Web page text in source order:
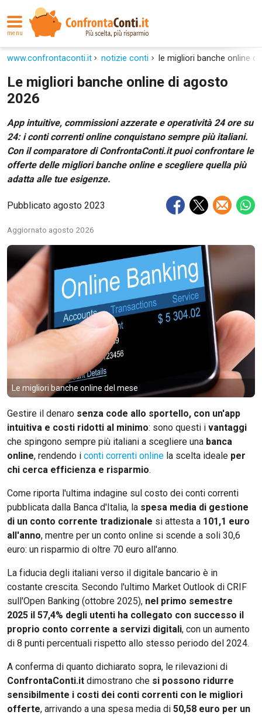
menu
www.confrontaconti.it notizie conti le migliori banche online
Le migliori banche online di agosto
2026
App intuitive, commissioni azzerate e operatività 24 ore su
24: i conti correnti online conquistano sempre più italiani.
Con il comparatore di ConfrontaConti.it puoi confrontare le
offerte delle migliori banche online e scegliere quella più
adatta alle tue esigenze.
Pubblicato agosto 2023
Aggiornato agosto 2026
Le migliori banche online del mese
Gestire il denaro senza code allo sportello, con un'app
intuitiva e costi ridotti al minimo: sono questi i vantaggi
che spingono sempre più italiani a scegliere una banca
online, rendendo i conti correnti online la scelta ideale per
chi cerca efficienza e risparmio.
Come riporta l'ultima indagine sul costo dei conti correnti
pubblicata dalla Banca d'Italia, la spesa media di gestione
di un conto corrente tradizionale si attesta a 101,1 euro
all'anno, mentre per un conto online si scende a soli 30,6
euro: un risparmio di oltre 70 euro all'anno.
La fiducia degli italiani verso il digitale bancario è in
costante crescita. Secondo l'ultimo Market Outlook di CRIF
sull'Open Banking (ottobre 2025), nel primo semestre
2025 il 57,4% degli utenti ha collegato con successo il
proprio conto corrente a servizi digitali, con un aumento
di 8 punti percentuali rispetto allo stesso periodo del 2024.
A conferma di quanto dichiarato sopra, le rilevazioni di
ConfrontaConti.it dimostrano che si possono ridurre
sensibilmente i costi dei conti correnti con le migliori
offerte, arrivando a una spesa media di 50,58 euro per un